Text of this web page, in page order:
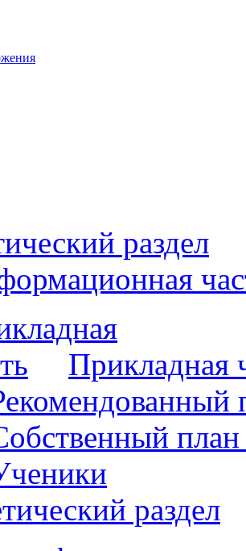
раздел
Прикладная
раздел